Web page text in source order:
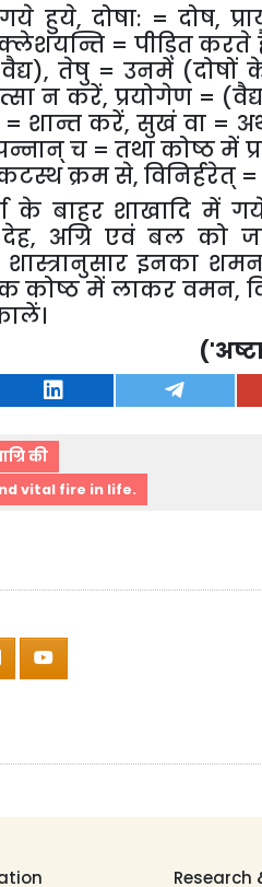
गये हुये,दोषा: = दोष,
= पीड़ित करते
, तेषु = उनमें (दोषों
न करें, प्रयोगेण =
शान्त करें,सुखं वा =
च = तथा कोष्ठ में
क्रम से, विनिर्हरेत्
के बाहर शाखादि में
, अग्रि एवं बल को
इनका
कोष्ठ में लाकर वमन,
('
की
vital fire in life.
Research